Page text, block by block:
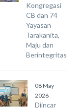
Kongregasi
CB dan 74
Yayasan
Tarakanita,
Maju dan
Berintegritas
08 May
2026
Diincar